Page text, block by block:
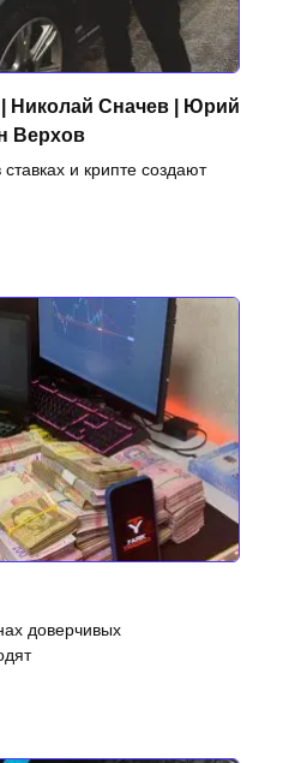
Николай Сначев | Юрий
Верхов
и крипте создают
доверчивых